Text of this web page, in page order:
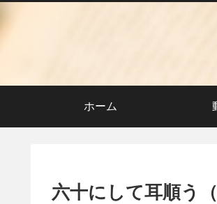
ホーム
六十にして耳順う